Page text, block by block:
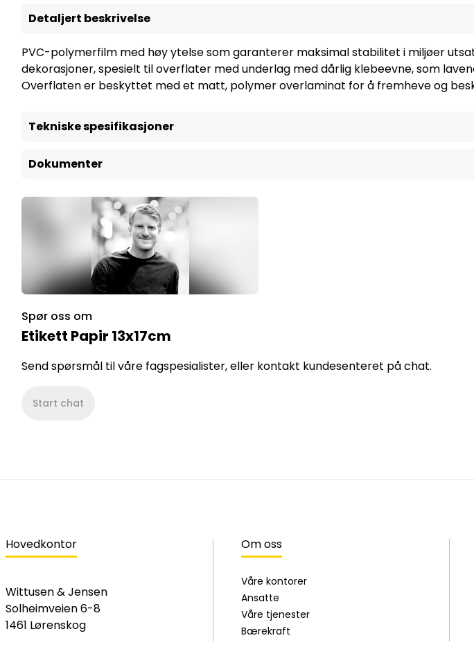
Detaljert beskrivelse
PVC-polymerfilm med høy ytelse som garanterer maksimal stabilitet i miljøer
dekorasjoner, spesielt til overflater med underlag med dårlig klebeevne, som
Overflaten er beskyttet med et matt, polymer overlaminat for å fremheve og
Tekniske spesifikasjoner
Dokumenter
Spør oss om
Etikett Papir 13x17cm
Send spørsmål til våre fagspesialister, eller kontakt kundesenteret på chat.
Start chat
Hovedkontor
Wittusen & Jensen
Solheimveien 6-8
1461 Lørenskog
Om oss
Våre kontorer
Ansatte
Våre tjenester
Bærekraft